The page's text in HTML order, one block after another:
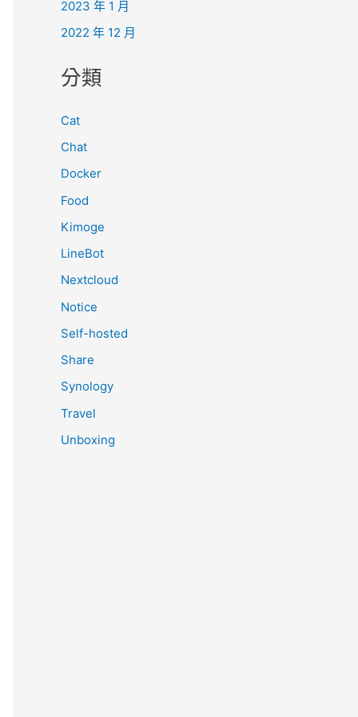
2023 年 1 月
2022 年 12 月
分類
Cat
Chat
Docker
Food
Kimoge
LineBot
Nextcloud
Notice
Self-hosted
Share
Synology
Travel
Unboxing